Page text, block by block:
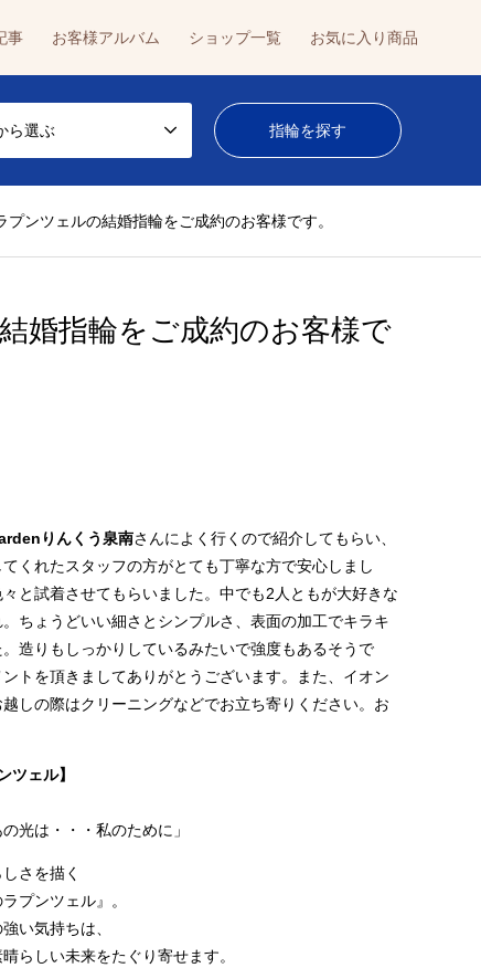
事 お客様アルバム ショップ一覧 お気に入り商品
ら選ぶ
ンツェルの結婚指輪をご成約のお客様です。
婚指輪をご成約のお客様で
りんくう泉南さんによく行くので紹介してもらい、
くれたスタッフの方がとても丁寧な方で安心しまし
と試着させてもらいました。中でも2人ともが大好きな
ちょうどいい細さとシンプルさ、表面の加工でキラキ
造りもしっかりしているみたいで強度もあるそうで
トを頂きましてありがとうございます。また、イオン
しの際はクリーニングなどでお立ち寄りください。お
ツェル】
光は・・・私のために」
さを描く
プンツェル』。
い気持ちは、
らしい未来をたぐり寄せます。